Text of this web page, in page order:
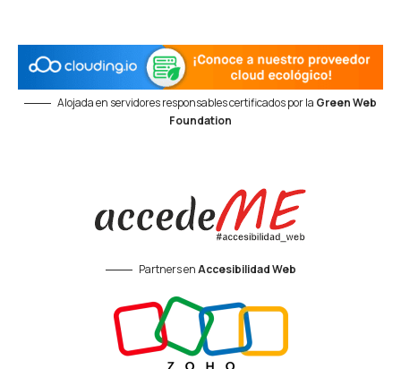
Alojada en servidores responsables certificados por la Green Web
Foundation
Partners enAccesibilidad Web